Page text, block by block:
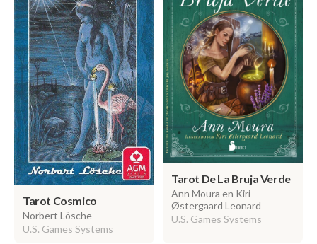
Tarot Cosmico
Norbert Lösche
U.S. Games Systems
Tarot De La Bruja Verde
Ann Moura en Kiri
Østergaard Leonard
U.S. Games Systems